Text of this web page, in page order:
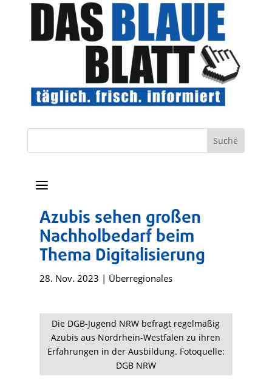
a
Azubis sehen großen
Nachholbedarf beim
Thema Digitalisierung
28. Nov. 2023 | Überregionales
Die DGB-Jugend NRW befragt regelmäßig
Azubis aus Nordrhein-Westfalen zu ihren
Erfahrungen in der Ausbildung. Fotoquelle:
DGB NRW